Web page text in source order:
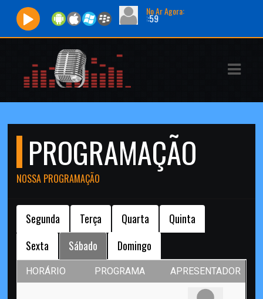
No Ar Agora:
musical |Horário:12:00 - 23:59
PROGRAMAÇÃO
NOSSA PROGRAMAÇÃO
Segunda Terça Quarta
Quinta
Sexta
Sábado Domingo
HORÁRIO PROGRAMA APRESENTADOR